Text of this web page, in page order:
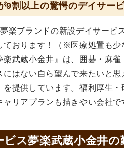
9割以上の驚愕のデイサービ
楽ブランドの新設デイサービ
ております！（※医療処置も少
楽武蔵小金井』は、囲碁・麻
にはない自ら望んで来たいと
を提供しています。福利厚生
ャリアプランも描きやい会社
ビス夢楽武蔵小金井の